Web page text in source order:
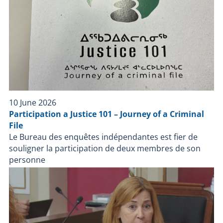
indépendante à la suite d’une intervention impliquant
Service de police de la Ville de Québec (SPVQ) lors de
laquelle une personne est décédée. Les informations
recueillies à travers les différentes sources lors des
démarches d’enquête ont révélé que le 13 novembre
2025, les policiers du SPVQ interviennent à la suite
d’un appel fait au 911 pour une personne qui tient des
propos suicidaires et qui est en possession d’armes à
feu. Les policiers arrivent sur les lieux à 22 h 59,
entrent en contact avec l’appelant et érigent un
périmètre de sécurité. Les policiers tentent d’entrer
en contact avec l’individu sans succès. À 2 h 10 le 14
novembre 2025, les policiers du groupe d’intervention
du SPVQ arrivent sur les lieux. Plusieurs tactiques afin
de rejoindre la personne sont utilisées à l’aide de
téléphone et de porte-voix. Les policiers déploient
alors un drone pour pénétrer à l’intérieur du domicile.
À 7 h 10 le décès de l’individu est constaté. L’expertise
de la scène et les informations recueillies démontrent
10 June 2026
Participation a Justice 101 – Journey of a Criminal
File
Le Bureau des enquêtes indépendantes est fier de
souligner la participation de deux membres de son
personne